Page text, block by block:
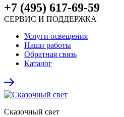
+7 (495) 617-69-59
СЕРВИС И ПОДДЕРЖКА
Услуги освещения
Наши работы
Обратная связь
Каталог
Сказочный свет